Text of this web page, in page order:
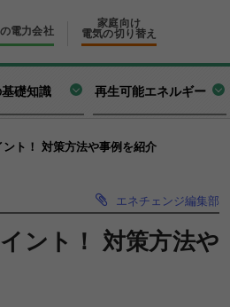
の電力会社
家庭向け
電気の切り替え
礎知識 再生可能エネルギー
ト！ 対策方法や事例を紹介
エネチェンジ編集部
ント！ 対策方法や